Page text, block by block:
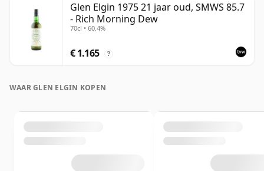
Glen Elgin 1975 21 jaar oud, SMWS 85.7
- Rich Morning Dew
70cl • 60.4%
€ 1.165 ?
WAAR GLEN ELGIN KOPEN